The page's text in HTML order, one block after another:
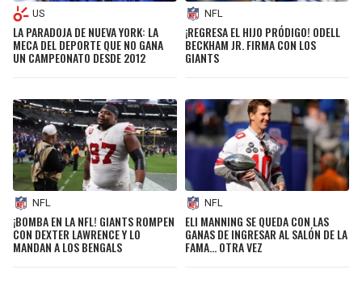
US
LA PARADOJA DE NUEVA YORK: LA
MECA DEL DEPORTE QUE NO GANA
UN CAMPEONATO DESDE 2012
NFL
¡REGRESA EL HIJO PRÓDIGO! ODELL
BECKHAM JR. FIRMA CON LOS
GIANTS
NFL
¡BOMBA EN LA NFL! GIANTS ROMPEN
CON DEXTER LAWRENCE Y LO
MANDAN A LOS BENGALS
NFL
ELI MANNING SE QUEDA CON LAS
GANAS DE INGRESAR AL SALÓN DE LA
FAMA... OTRA VEZ